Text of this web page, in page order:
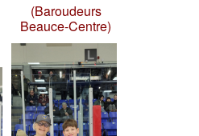
(Baroudeurs
Beauce-Centre)